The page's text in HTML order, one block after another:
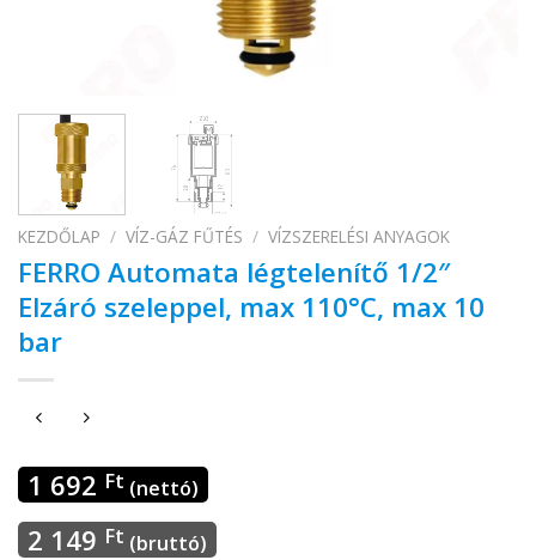
KEZDŐLAP / VÍZ-GÁZ FŰTÉS / VÍZSZERELÉSI ANYAGOK
FERRO Automata légtelenítő 1/2″
Elzáró szeleppel, max 110°C, max 10
bar
1 692 Ft (nettó)
2 149 Ft (bruttó)